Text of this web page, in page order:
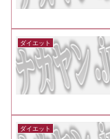
ダイエット
ダイエット